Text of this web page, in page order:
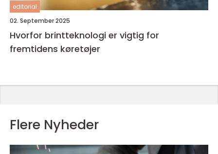
editorial
02. September 2025
Hvorfor brintteknologi er vigtig for
fremtidens køretøjer
Flere Nyheder